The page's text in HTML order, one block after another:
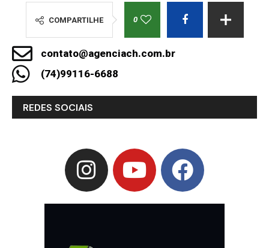
COMPARTILHE 0
contato@agenciach.com.br
(74)99116-6688
REDES SOCIAIS